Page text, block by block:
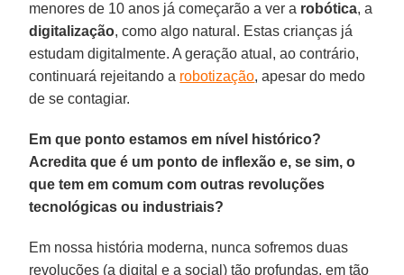
menores de 10 anos já começarão a ver a robótica, a
digitalização, como algo natural. Estas crianças já
estudam digitalmente. A geração atual, ao contrário,
continuará rejeitando a robotização, apesar do medo
de se contagiar.
Em que ponto estamos em nível histórico?
Acredita que é um ponto de inflexão e, se sim, o
que tem em comum com outras revoluções
tecnológicas ou industriais?
Em nossa história moderna, nunca sofremos duas
revoluções (a digital e a social) tão profundas, em tão